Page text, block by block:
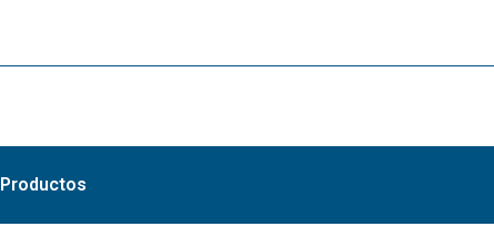
Productos